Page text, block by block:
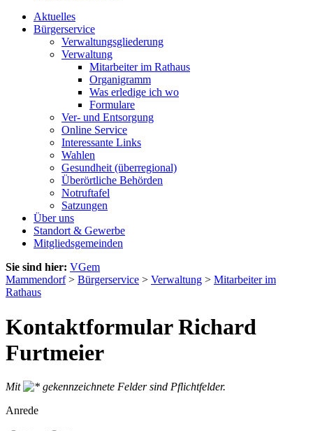
Aktuelles
Bürgerservice
Verwaltungsgliederung
Verwaltung
Mitarbeiter im Rathaus
Organigramm
Was erledige ich wo
Formulare
Ver- und Entsorgung
Online Service
Interessante Links
Wahlen
Gesundheit (überregional)
Überörtliche Behörden
Notruftafel
Satzungen
Über uns
Standort & Gewerbe
Mitgliedsgemeinden
Sie sind hier: VGem
Mammendorf> Bürgerservice > Verwaltung > Mitarbeiter im
Rathaus
Kontaktformular Richard
Furtmeier
Mit
gekennzeichnete Felder sind Pflichtfelder.
Anrede